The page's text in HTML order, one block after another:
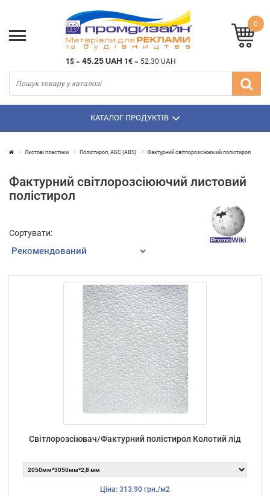
1$ = 45.25 UAH 1€ = 52.30 UAH
0
КАТАЛОГ ПРОДУКТІВ
Листові пластики Полістирол, АБС (ABS) Фактурний світлорозсіюючий полістирол
Фактурний світлорозсіюючий листовий
полістирол
Сортувати:
Світлорозсіювач/Фактурний полістирол Колотий лід
Ціна: 313.90 грн./м2